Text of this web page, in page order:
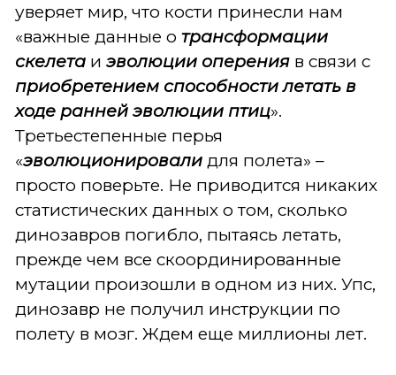
уверяет мир, что кости принесли нам
«важные данные о трансформации
скелета и эволюции оперения в связи с
приобретением способности летать в
ходе ранней эволюции птиц».
Третьестепенные перья
«эволюционировали для полета» –
просто поверьте. Не приводится никаких
статистических данных о том, сколько
динозавров погибло, пытаясь летать,
прежде чем все скоординированные
мутации произошли в одном из них. Упс,
динозавр не получил инструкции по
полету в мозг. Ждем еще миллионы лет.